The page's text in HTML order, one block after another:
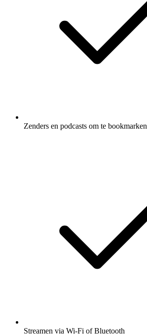
Zenders en podcasts om te bookmarken
Streamen via Wi-Fi of Bluetooth